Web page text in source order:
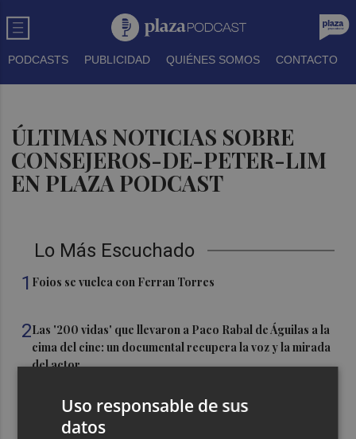
PODCASTS PUBLICIDAD QUIÉNES SOMOS CONTACTO
ÚLTIMAS NOTICIAS SOBRE
CONSEJEROS-DE-PETER-LIM
EN PLAZA PODCAST
Lo Más Escuchado
1 Foios se vuelca con Ferran Torres
2Las '200 vidas' que llevaron a Paco Rabal de Águilas a la
cima del cine: un documental recupera la voz y la mirada
del actor
la Eredivisie
Uso responsable de sus
datos